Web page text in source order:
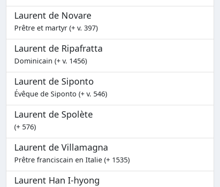
Laurent de Novare
Prêtre et martyr (+ v. 397)
Laurent de Ripafratta
Dominicain (+ v. 1456)
Laurent de Siponto
Évêque de Siponto (+ v. 546)
Laurent de Spolète
(+ 576)
Laurent de Villamagna
Prêtre franciscain en Italie (+ 1535)
Laurent Han I-hyong